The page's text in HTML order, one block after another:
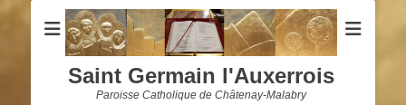
Saint Germain l'Auxerrois
Paroisse Catholique de Châtenay-Malabry